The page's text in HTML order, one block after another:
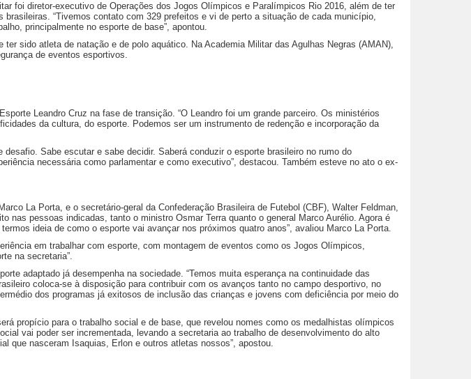
foi diretor-executivo de Operações dos Jogos Olímpicos e Paralímpicos Rio 2016, além de ter
“Tivemos contato com 329 prefeitos e vi de perto a situação de cada município,
principalmente no esporte de base”, apontou.
sido atleta de natação e de polo aquático. Na Academia Militar das Agulhas Negras (AMAN),
de eventos esportivos.
Leandro Cruz na fase de transição. “O Leandro foi um grande parceiro. Os ministérios
da cultura, do esporte. Podemos ser um instrumento de redenção e incorporação da
Sabe escutar e sabe decidir. Saberá conduzir o esporte brasileiro no rumo do
necessária como parlamentar e como executivo”, destacou. Também esteve no ato o ex-
La Porta, e o secretário-geral da Confederação Brasileira de Futebol (CBF), Walter Feldman,
nas pessoas indicadas, tanto o ministro Osmar Terra quanto o general Marco Aurélio. Agora é
ideia de como o esporte vai avançar nos próximos quatro anos”, avaliou Marco La Porta.
em trabalhar com esporte, com montagem de eventos como os Jogos Olímpicos,
na secretaria”.
adaptado já desempenha na sociedade. “Temos muita esperança na continuidade das
coloca-se à disposição para contribuir com os avanços tanto no campo desportivo, no
dos programas já exitosos de inclusão das crianças e jovens com deficiência por meio do
propício para o trabalho social e de base, que revelou nomes como os medalhistas olímpicos
vai poder ser incrementada, levando a secretaria ao trabalho de desenvolvimento do alto
que nasceram Isaquias, Erlon e outros atletas nossos”, apostou.